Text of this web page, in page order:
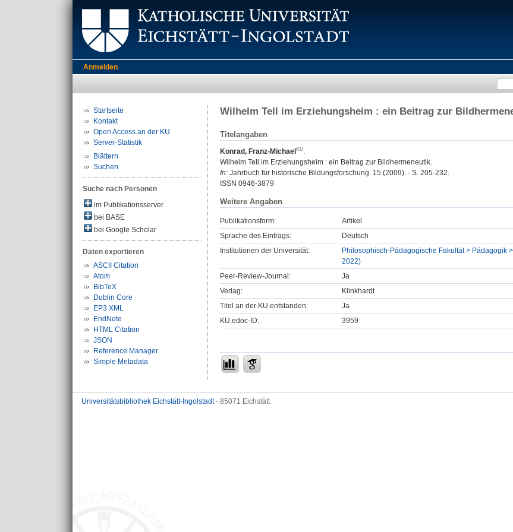
Anmelden
Startseite
Kontakt
Open Access an der KU
Server-Statistik
Blättern
Suchen
Suche nach Personen
im Publikationsserver
bei BASE
bei Google Scholar
Daten exportieren
ASCII Citation
Atom
BibTeX
Dublin Core
EP3 XML
EndNote
HTML Citation
JSON
Reference Manager
Simple Metadata
Wilhelm Tell im Erziehungsheim : ein Beitrag zur
Titelangaben
Konrad, Franz-Michael
:
Wilhelm Tell im Erziehungsheim : ein Beitrag zur Bildhermeneutik.
In: Jahrbuch für historische Bildungsforschung. 15 (2009). - S. 205-232.
ISSN 0946-3879
Weitere Angaben
Publikationsform:
Artikel
Sprache des Eintrags:
Deutsch
Institutionen der Universität:
Philosophisch-Pädagogische Fakultät > Pädagogik
2022)
Peer-Review-Journal:
Ja
Verlag:
Klinkhardt
Titel an der KU entstanden:
Ja
KU.edoc-ID:
3959
Universitätsbibliothek Eichstätt-Ingolstadt- 85071 Eichstätt